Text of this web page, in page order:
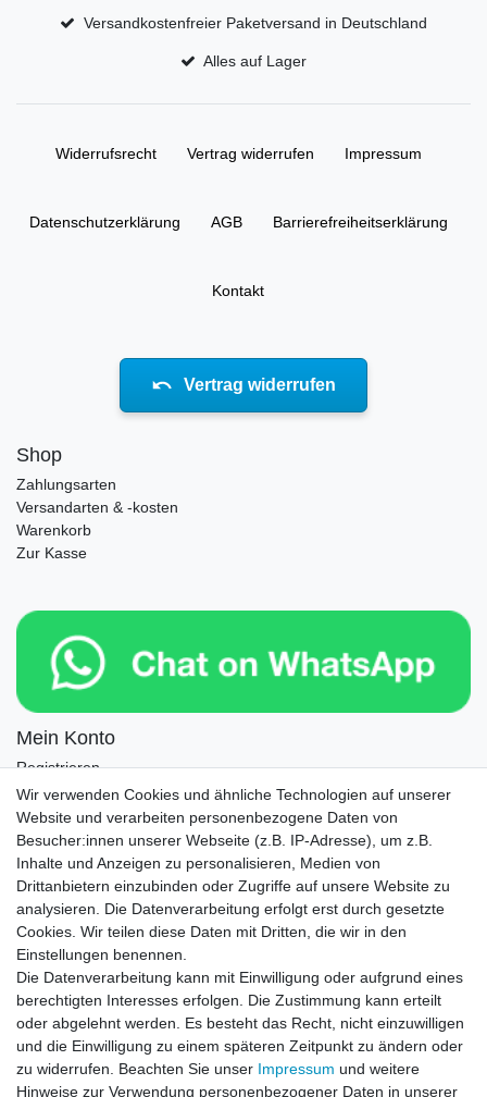
Versandkostenfreier Paketversand in Deutschland
Alles auf Lager
Widerrufs­recht Vertrag widerrufen Impressum
Daten­schutz­erklärung AGB Barrierefreiheitserklärung
Kontakt
Vertrag widerrufen
Shop
Zahlungsarten
Versandarten & -kosten
Warenkorb
Zur Kasse
Mein Konto
Registrieren
Login
Newsletter
E-MAIL **
Newsletter
Honig
Hiermit bestätige ich, dass ich die
Einwilligung kann ich jederzeit widerrufen.**
Abonnieren
** Hierbei handelt es sich um ein Pflichtfeld.
Wir verwenden Cookies und ähnliche Technologien auf unserer
Website und verarbeiten personenbezogene Daten von
Besucher:innen unserer Webseite (z.B. IP-Adresse), um z.B.
Inhalte und Anzeigen zu personalisieren, Medien von
Drittanbietern einzubinden oder Zugriffe auf unsere Website zu
analysieren. Die Datenverarbeitung erfolgt erst durch gesetzte
Cookies. Wir teilen diese Daten mit Dritten, die wir in den
Einstellungen benennen.
Die Datenverarbeitung kann mit Einwilligung oder aufgrund eines
berechtigten Interesses erfolgen. Die Zustimmung kann erteilt
oder abgelehnt werden. Es besteht das Recht, nicht einzuwilligen
und die Einwilligung zu einem späteren Zeitpunkt zu ändern oder
zu widerrufen. Beachten Sie unser Impressum und weitere
Hinweise zur Verwendung personenbezogener Daten in unserer